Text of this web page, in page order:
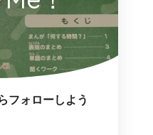
フォローしよう